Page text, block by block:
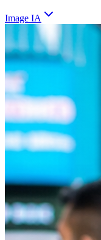
Image IA